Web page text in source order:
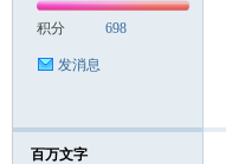
积分 698
发消息
百万文字